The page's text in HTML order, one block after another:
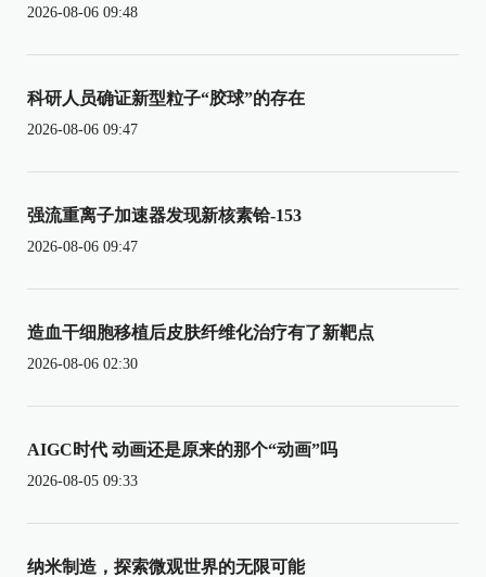
2026-08-06 09:48
科研人员确证新型粒子“胶球”的存在
2026-08-06 09:47
强流重离子加速器发现新核素铪-153
2026-08-06 09:47
造血干细胞移植后皮肤纤维化治疗有了新靶点
2026-08-06 02:30
AIGC时代 动画还是原来的那个“动画”吗
2026-08-05 09:33
纳米制造，探索微观世界的无限可能